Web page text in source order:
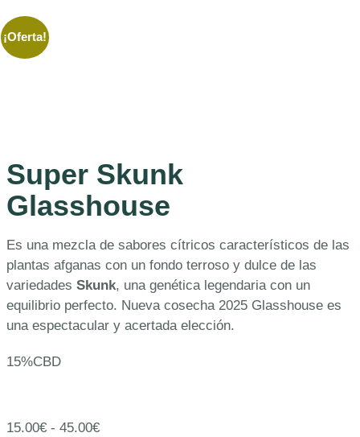
¡Oferta!
Super Skunk
Glasshouse
Es una mezcla de sabores cítricos característicos de las
plantas afganas con un fondo terroso y dulce de las
variedades Skunk, una genética legendaria con un
equilibrio perfecto. Nueva cosecha 2025 Glasshouse es
una espectacular y acertada elección.
15%CBD
15.00€ - 45.00€